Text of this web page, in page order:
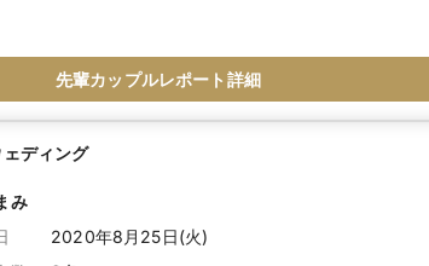
先輩カップルレポート詳細
ディング
み
2020年8月25日(火)